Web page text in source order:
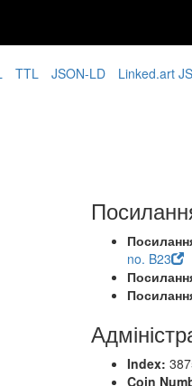
TTL JSON-LD Linked.art
no. B23
Index:
Coin